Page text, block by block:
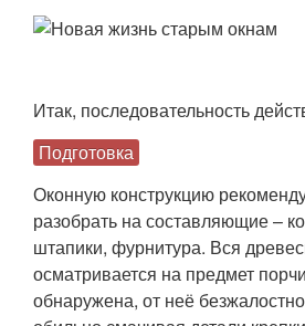
Итак, последовательность
Подготовка
Оконную конструкцию
разобрать на составляющие –
штапики, фурнитура. Вся
осматривается на предмет
обнаружена, от неё